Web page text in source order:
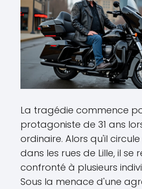
La tragédie commence
protagoniste de 31 ans
ordinaire. Alors qu'il
dans les rues de Lille, il se
confronté à plusieurs
Sous la menace d'une